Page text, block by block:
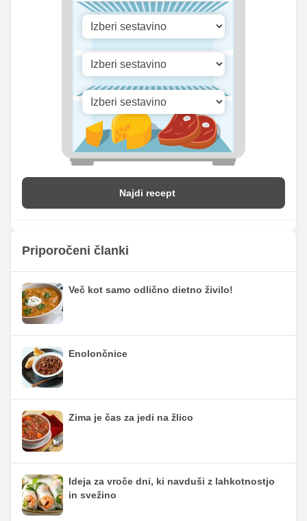
0 mg
0 mg
6.21 mg
22.5 mg
Najdi recept
Priporočeni članki
Več kot samo odlično dietno živilo!
Enolončnice
Zima je čas za jedi na žlico
Ideja za vroče dni, ki navduši z lahkotnostjo
in svežino